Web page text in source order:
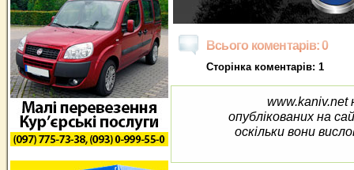
Всього коментарів: 0
Сторінка коментарів: 1
www.kaniv.net
опублікованих на
оскільки вони